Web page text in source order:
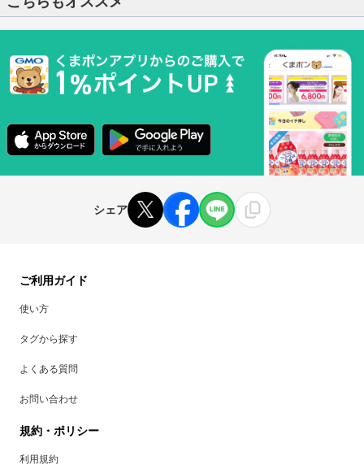
シェア
ご利用ガイド
使い方
タグから探す
よくある質問
お問い合わせ
規約・ポリシー
利用規約